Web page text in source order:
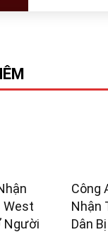
West
Người
Công
Nhận
Dân